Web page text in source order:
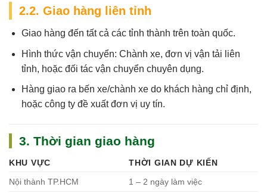
2.2. Giao hàng liên tỉnh
Giao hàng đến tất cả các tỉnh thành trên toàn quốc.
Hình thức vận chuyển: Chành xe, đơn vị vận tải liên
tỉnh, hoặc đối tác vận chuyển chuyên dụng.
Hàng giao ra bến xe/chành xe do khách hàng chỉ định,
hoặc công ty đề xuất đơn vị uy tín.
3. Thời gian giao hàng
KHU VỰC
THỜI GIAN DỰ KIẾN
Nội thành TP.HCM
1 – 2 ngày làm việc